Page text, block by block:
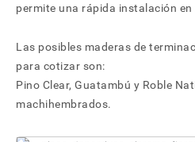
permite una rápida instalación en
Las posibles maderas de
para cotizar son:
Pino Clear, Guatambú y Roble
machihembrados.